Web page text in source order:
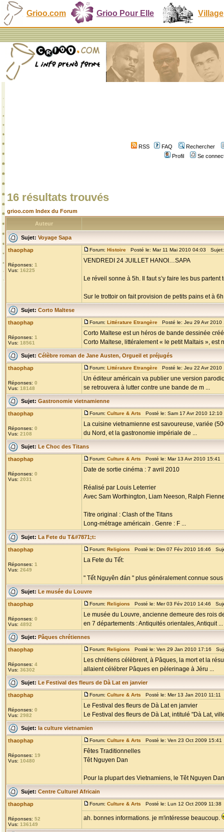
Grioo.com Grioo Pour Elle Village
RSS FAQ
Rechercher
Profil
Se
16 résultats trouvés
grioo.com Index du Forum
Auteur
Sujet: Voyage Sapa
thaophap
Réponses: 1
Vus: 16225
Forum: Histoire Posté le: Mar 11 Mai 2010 04:03
VENDREDI 24 JUILLET HANOI…SAPA
Le réveil sonne à 5h. Il faut s’y faire les bus partent
Sur le trottoir on fait provision de petits pains et à
Sujet: Corto Maltese
thaophap
Réponses: 1
Vus: 18561
Forum: Littérature Etrangère Posté le: Jeu 29 Avr
Corto Maltese est un héros de bande dessinée
Corto Maltese, littéralement « le petit Maltais », est
Sujet: Célèbre roman de Jane Austen, Orgueil et préjugés
thaophap
Réponses: 0
Vus: 18148
Forum: Littérature Etrangère Posté le: Jeu 22 Avr
Un éditeur américain va publier une version
se retrouvera à lutter contre une bande de m ...
Sujet: Gastronomie vietnamienne
thaophap
Réponses: 0
Vus: 2108
Forum: Culture & Arts Posté le: Sam 17 Avr 2010
La cuisine vietnamienne est savoureuse, variée
du Nord, et la gastronomie impériale de ...
Sujet: Le Choc des Titans
thaophap
Réponses: 0
Vus: 2031
Forum: Culture & Arts Posté le: Mar 13 Avr 2010
Date de sortie cinéma : 7 avril 2010
Réalisé par Louis Leterrier
Avec Sam Worthington, Liam Neeson, Ralph
Titre original : Clash of the Titans
Long-métrage américain . Genre : F ...
Sujet: La Fete du T&#7871;t:
thaophap
Réponses: 1
Vus: 2649
Forum: Religions Posté le: Dim 07 Fév 2010 16:46
La Fete du Tết:
" Tết Nguyên đán " plus généralement connue
Sujet: Le musée du Louvre
thaophap
Réponses: 0
Vus: 4892
Forum: Religions Posté le: Mer 03 Fév 2010 14:46
Le musée du Louvre, ancienne demeure des rois
en 7 départements : Antiquités orientales, Antiquit ...
Sujet: Pâques chrétiennes
thaophap
Réponses: 4
Vus: 36302
Forum: Religions Posté le: Ven 29 Jan 2010 17:16
Les chrétiens célèbrent, à Pâques, la mort et la
allaient célébrer Pâques en pèlerinage à Jéru ...
Sujet: Le Festival des fleurs de Dà Lat en janvier
thaophap
Réponses: 0
Vus: 2982
Forum: Culture & Arts Posté le: Mer 13 Jan 2010
Le Festival des fleurs de Dà Lat en janvier
Le Festival des fleurs de Dà Lat, intitulé "Dà Lat,
Sujet: la culture vietnamien
thaophap
Réponses: 19
Vus: 10480
Forum: Culture & Arts Posté le: Ven 23 Oct 2009
Fêtes Traditionnelles
Têt Nguyen Dan
Pour la plupart des Vietnamiens, le Têt Nguyen
Sujet: Centre Culturel Africain
thaophap
Réponses: 52
Vus: 136149
Forum: Culture & Arts Posté le: Lun 12 Oct 2009
ah. bonnes informations. je m'intéresse beaucoup.